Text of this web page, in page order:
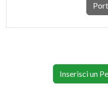
Inserisci un